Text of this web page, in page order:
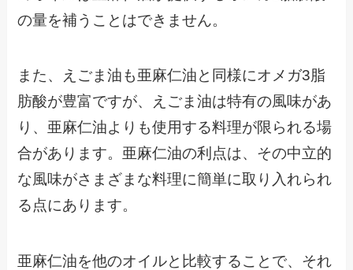
の量を補うことはできません。
また、えごま油も亜麻仁油と同様にオメガ3脂
肪酸が豊富ですが、えごま油は特有の風味があ
り、亜麻仁油よりも使用する料理が限られる場
合があります。亜麻仁油の利点は、その中立的
な風味がさまざまな料理に簡単に取り入れられ
る点にあります。
亜麻仁油を他のオイルと比較することで、それ